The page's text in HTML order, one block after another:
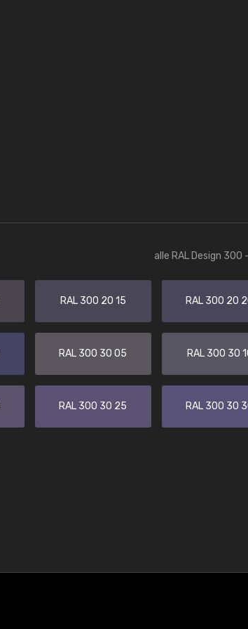
alle RAL Design 300
RAL 300 20 15 RAL 300 20
RAL 300 30 05 RAL 300 30
RAL 300 30 25 RAL 300 30